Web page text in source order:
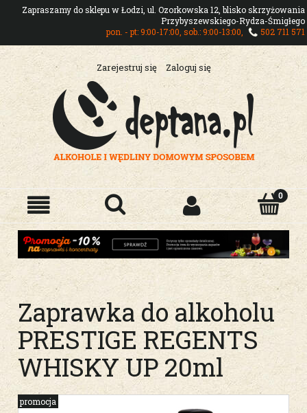
Zapraszamy do sklepu w Łodzi, ul. Ozorkowska 12, blisko skrzyżowania
Przybyszewskiego-Rydza-Śmigłego
pon. - pt: 9:00-17:00, sob.: 9:00-13:00,
502 711 571
Zarejestruj się Zaloguj się
Zaprawka do alkoholu
PRESTIGE REGENTS
WHISKY UP 20ml
promocja